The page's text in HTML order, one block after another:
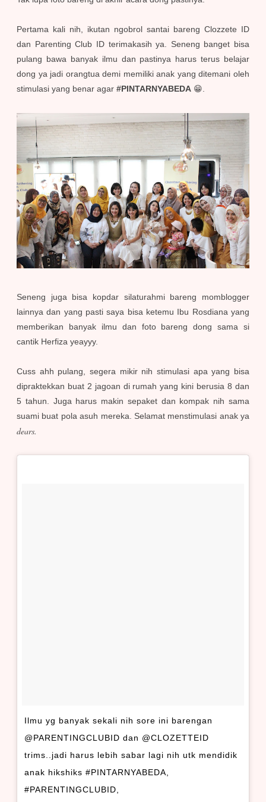
Pertama kali nih, ikutan ngobrol santai bareng Clozzete ID
dan Parenting Club ID terimakasih ya. Seneng banget bisa
pulang bawa banyak ilmu dan pastinya harus terus belajar
dong ya jadi orangtua demi memiliki anak yang ditemani oleh
stimulasi yang benar agar #PINTARNYABEDA 😁.
Seneng juga bisa kopdar silaturahmi bareng momblogger
lainnya dan yang pasti saya bisa ketemu Ibu Rosdiana yang
memberikan banyak ilmu dan foto bareng dong sama si
cantik Herfiza yeayyy.
Cuss ahh pulang, segera mikir nih stimulasi apa yang bisa
dipraktekkan buat 2 jagoan di rumah yang kini berusia 8 dan
5 tahun. Juga harus makin sepaket dan kompak nih sama
suami buat pola asuh mereka. Selamat menstimulasi anak ya
dears.
Ilmu yg banyak sekali nih sore ini barengan
@PARENTINGCLUBID dan @CLOZETTEID
trims..jadi harus lebih sabar lagi nih utk mendidik
anak hikshiks #PINTARNYABEDA,
#PARENTINGCLUBID,